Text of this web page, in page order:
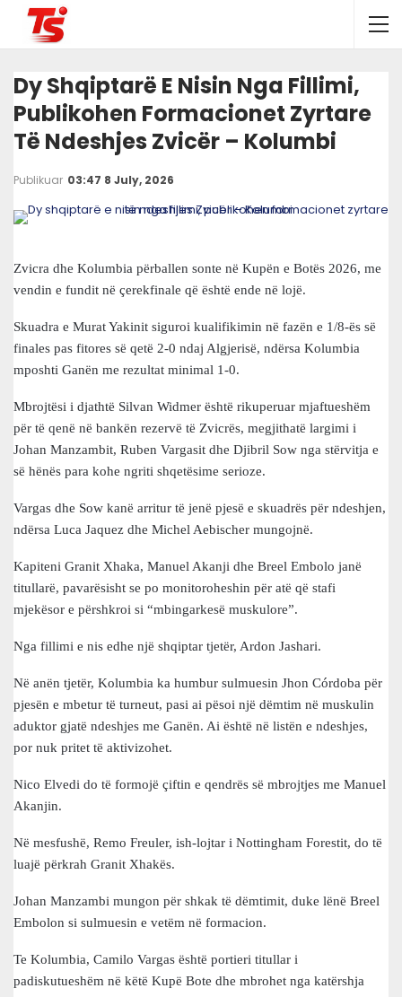
Dy Shqiptarë E Nisin Nga Fillimi,
Publikohen Formacionet Zyrtare
Të Ndeshjes Zvicër – Kolumbi
Publikuar 03:47 8 July, 2026
Zvicra dhe Kolumbia përballen sonte në Kupën e Botës 2026, me
vendin e fundit në çerekfinale që është ende në lojë.
Skuadra e Murat Yakinit siguroi kualifikimin në fazën e 1/8-ës së
finales pas fitores së qetë 2-0 ndaj Algjerisë, ndërsa Kolumbia
mposhti Ganën me rezultat minimal 1-0.
Mbrojtësi i djathtë Silvan Widmer është rikuperuar mjaftueshëm
për të qenë në bankën rezervë të Zvicrës, megjithatë largimi i
Johan Manzambit, Ruben Vargasit dhe Djibril Sow nga stërvitja e
së hënës para kohe ngriti shqetësime serioze.
Vargas dhe Sow kanë arritur të jenë pjesë e skuadrës për ndeshjen,
ndërsa Luca Jaquez dhe Michel Aebischer mungojnë.
Kapiteni Granit Xhaka, Manuel Akanji dhe Breel Embolo janë
titullarë, pavarësisht se po monitoroheshin për atë që stafi
mjekësor e përshkroi si “mbingarkesë muskulore”.
Nga fillimi e nis edhe një shqiptar tjetër, Ardon Jashari.
Në anën tjetër, Kolumbia ka humbur sulmuesin Jhon Córdoba për
pjesën e mbetur të turneut, pasi ai pësoi një dëmtim në muskulin
aduktor gjatë ndeshjes me Ganën. Ai është në listën e ndeshjes,
por nuk pritet të aktivizohet.
Nico Elvedi do të formojë çiftin e qendrës së mbrojtjes me Manuel
Akanjin.
Në mesfushë, Remo Freuler, ish-lojtar i Nottingham Forestit, do të
luajë përkrah Granit Xhakës.
Johan Manzambi mungon për shkak të dëmtimit, duke lënë Breel
Embolon si sulmuesin e vetëm në formacion.
Te Kolumbia, Camilo Vargas është portieri titullar i
padiskutueshëm në këtë Kupë Bote dhe mbrohet nga katërshja